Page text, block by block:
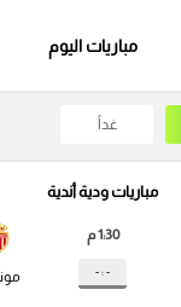
مباريات اليوم
غداً
مباريات ودية أندية
1:30 م
- : -